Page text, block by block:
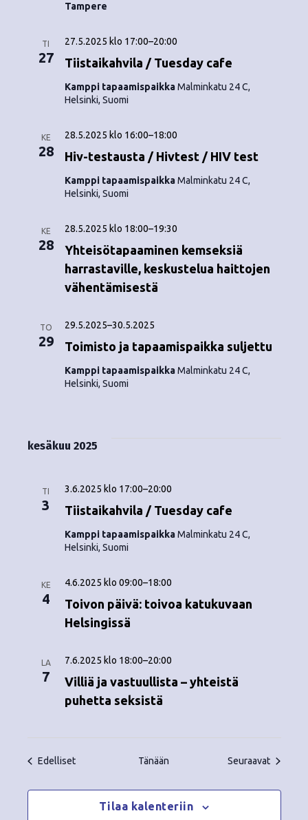
Tampere
TI
27 Tiistaikahvila / Tuesday cafe
27.5.2025 klo 17:00–20:00
Kamppi tapaamispaikkaMalminkatu 24 C,
Helsinki, Suomi
KE
28 Hiv-testausta / Hivtest / HIV test
28.5.2025 klo 16:00–18:00
Kamppi tapaamispaikkaMalminkatu 24 C,
Helsinki, Suomi
KE
28
Yhteisötapaaminen kemseksiä
harrastaville, keskustelua haittojen
vähentämisestä
28.5.2025 klo 18:00–19:30
TO
29 Toimisto ja tapaamispaikka suljettu
29.5.2025–30.5.2025
Kamppi tapaamispaikkaMalminkatu 24 C,
Helsinki, Suomi
kesäkuu 2025
TI
3 Tiistaikahvila / Tuesday cafe
3.6.2025 klo 17:00–20:00
Kamppi tapaamispaikkaMalminkatu 24 C,
Helsinki, Suomi
KE
4
Toivon päivä: toivoa katukuvaan
Helsingissä
4.6.2025 klo 09:00–18:00
LA
7
Villiä ja vastuullista – yhteistä
puhetta seksistä
7.6.2025 klo 18:00–20:00
EdellisetTapahtumat Tänään Seuraavat
Tilaa kalenteriin